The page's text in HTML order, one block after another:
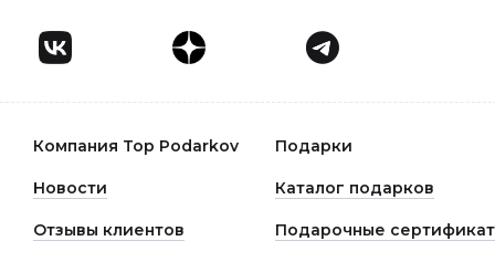
Компания Top Podarkov Подарки
Новости Каталог подарков
Отзывы клиентов Подарочные